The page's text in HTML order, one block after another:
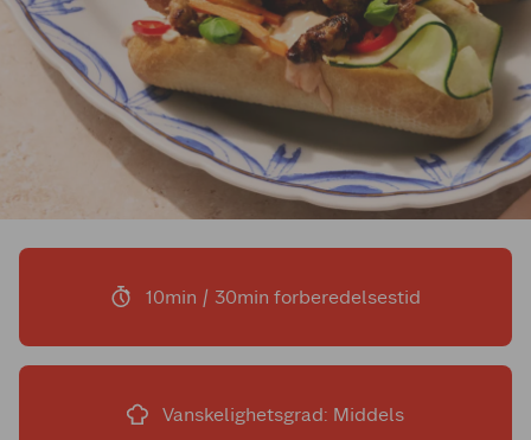
10min / 30min forberedelsestid
Vanskelighetsgrad: Middels